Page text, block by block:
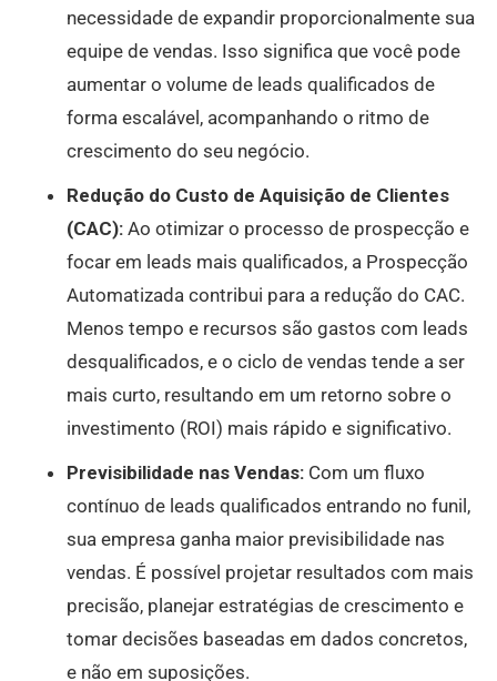
necessidade de expandir proporcionalmente sua
equipe de vendas. Isso significa que você pode
aumentar o volume de leads qualificados de
forma escalável, acompanhando o ritmo de
crescimento do seu negócio.
Redução do Custo de Aquisição de Clientes
(CAC): Ao otimizar o processo de prospecção e
focar em leads mais qualificados, a Prospecção
Automatizada contribui para a redução do CAC.
Menos tempo e recursos são gastos com leads
desqualificados, e o ciclo de vendas tende a ser
mais curto, resultando em um retorno sobre o
investimento (ROI) mais rápido e significativo.
Previsibilidade nas Vendas: Com um fluxo
contínuo de leads qualificados entrando no funil,
sua empresa ganha maior previsibilidade nas
vendas. É possível projetar resultados com mais
precisão, planejar estratégias de crescimento e
tomar decisões baseadas em dados concretos,
e não em suposições.